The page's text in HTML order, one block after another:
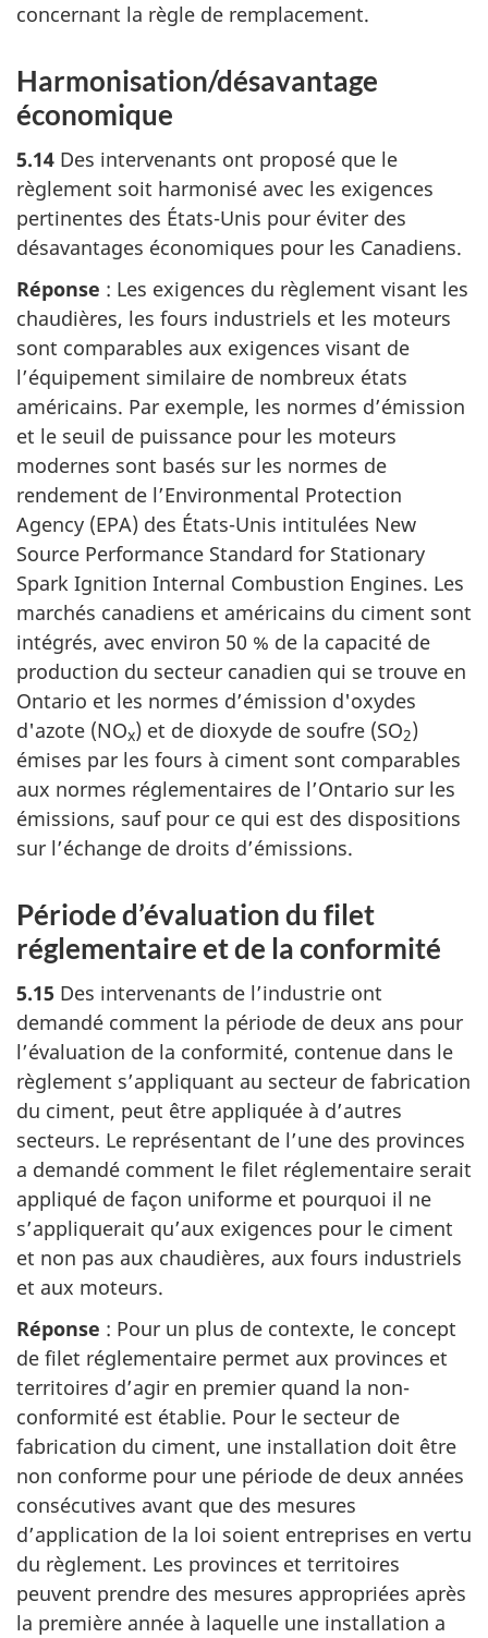
concernant la règle de remplacement.
Harmonisation/désavantage
économique
5.14 Des intervenants ont proposé que le
règlement soit harmonisé avec les exigences
pertinentes des États-Unis pour éviter des
désavantages économiques pour les Canadiens.
Réponse : Les exigences du règlement visant les
chaudières, les fours industriels et les moteurs
sont comparables aux exigences visant de
l’équipement similaire de nombreux états
américains. Par exemple, les normes d’émission
et le seuil de puissance pour les moteurs
modernes sont basés sur les normes de
rendement de l’Environmental Protection
Agency (EPA) des États-Unis intitulées New
Source Performance Standard for Stationary
Spark Ignition Internal Combustion Engines. Les
marchés canadiens et américains du ciment sont
intégrés, avec environ 50 % de la capacité de
production du secteur canadien qui se trouve en
Ontario et les normes d’émission d'oxydes
d'azote (NOx) et de dioxyde de soufre (SO2)
émises par les fours à ciment sont comparables
aux normes réglementaires de l’Ontario sur les
émissions, sauf pour ce qui est des dispositions
sur l’échange de droits d’émissions.
Période d’évaluation du filet
réglementaire et de la conformité
5.15 Des intervenants de l’industrie ont
demandé comment la période de deux ans pour
l’évaluation de la conformité, contenue dans le
règlement s’appliquant au secteur de fabrication
du ciment, peut être appliquée à d’autres
secteurs. Le représentant de l’une des provinces
a demandé comment le filet réglementaire serait
appliqué de façon uniforme et pourquoi il ne
s’appliquerait qu’aux exigences pour le ciment
et non pas aux chaudières, aux fours industriels
et aux moteurs.
Réponse : Pour un plus de contexte, le concept
de filet réglementaire permet aux provinces et
territoires d’agir en premier quand la non-
conformité est établie. Pour le secteur de
fabrication du ciment, une installation doit être
non conforme pour une période de deux années
consécutives avant que des mesures
d’application de la loi soient entreprises en vertu
du règlement. Les provinces et territoires
peuvent prendre des mesures appropriées après
la première année à laquelle une installation a